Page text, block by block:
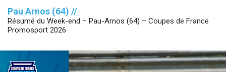
Pau Arnos (64) //
Résumé du Week-end – Pau-Arnos (64) – Coupes de France
Promosport 2026